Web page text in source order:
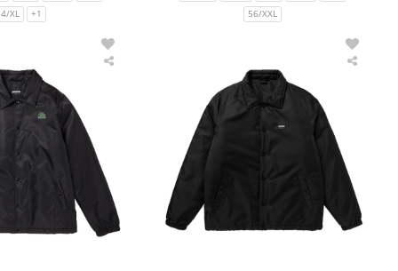
XL +1 56/XXL